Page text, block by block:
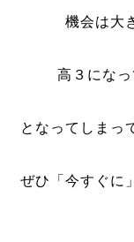
機会は大
高３にな
となってしまっ
ぜひ「今すぐに